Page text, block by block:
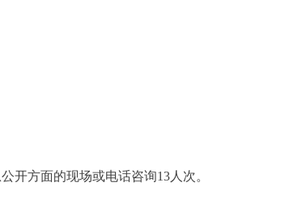
方面的现场或电话咨询13人次。